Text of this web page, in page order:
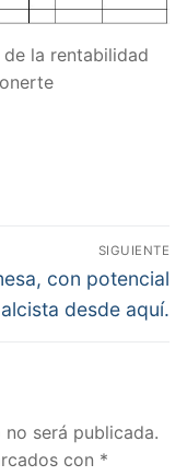
la rentabilidad
SIGUIENTE
con potencial
alcista desde aquí.
será publicada.
con *